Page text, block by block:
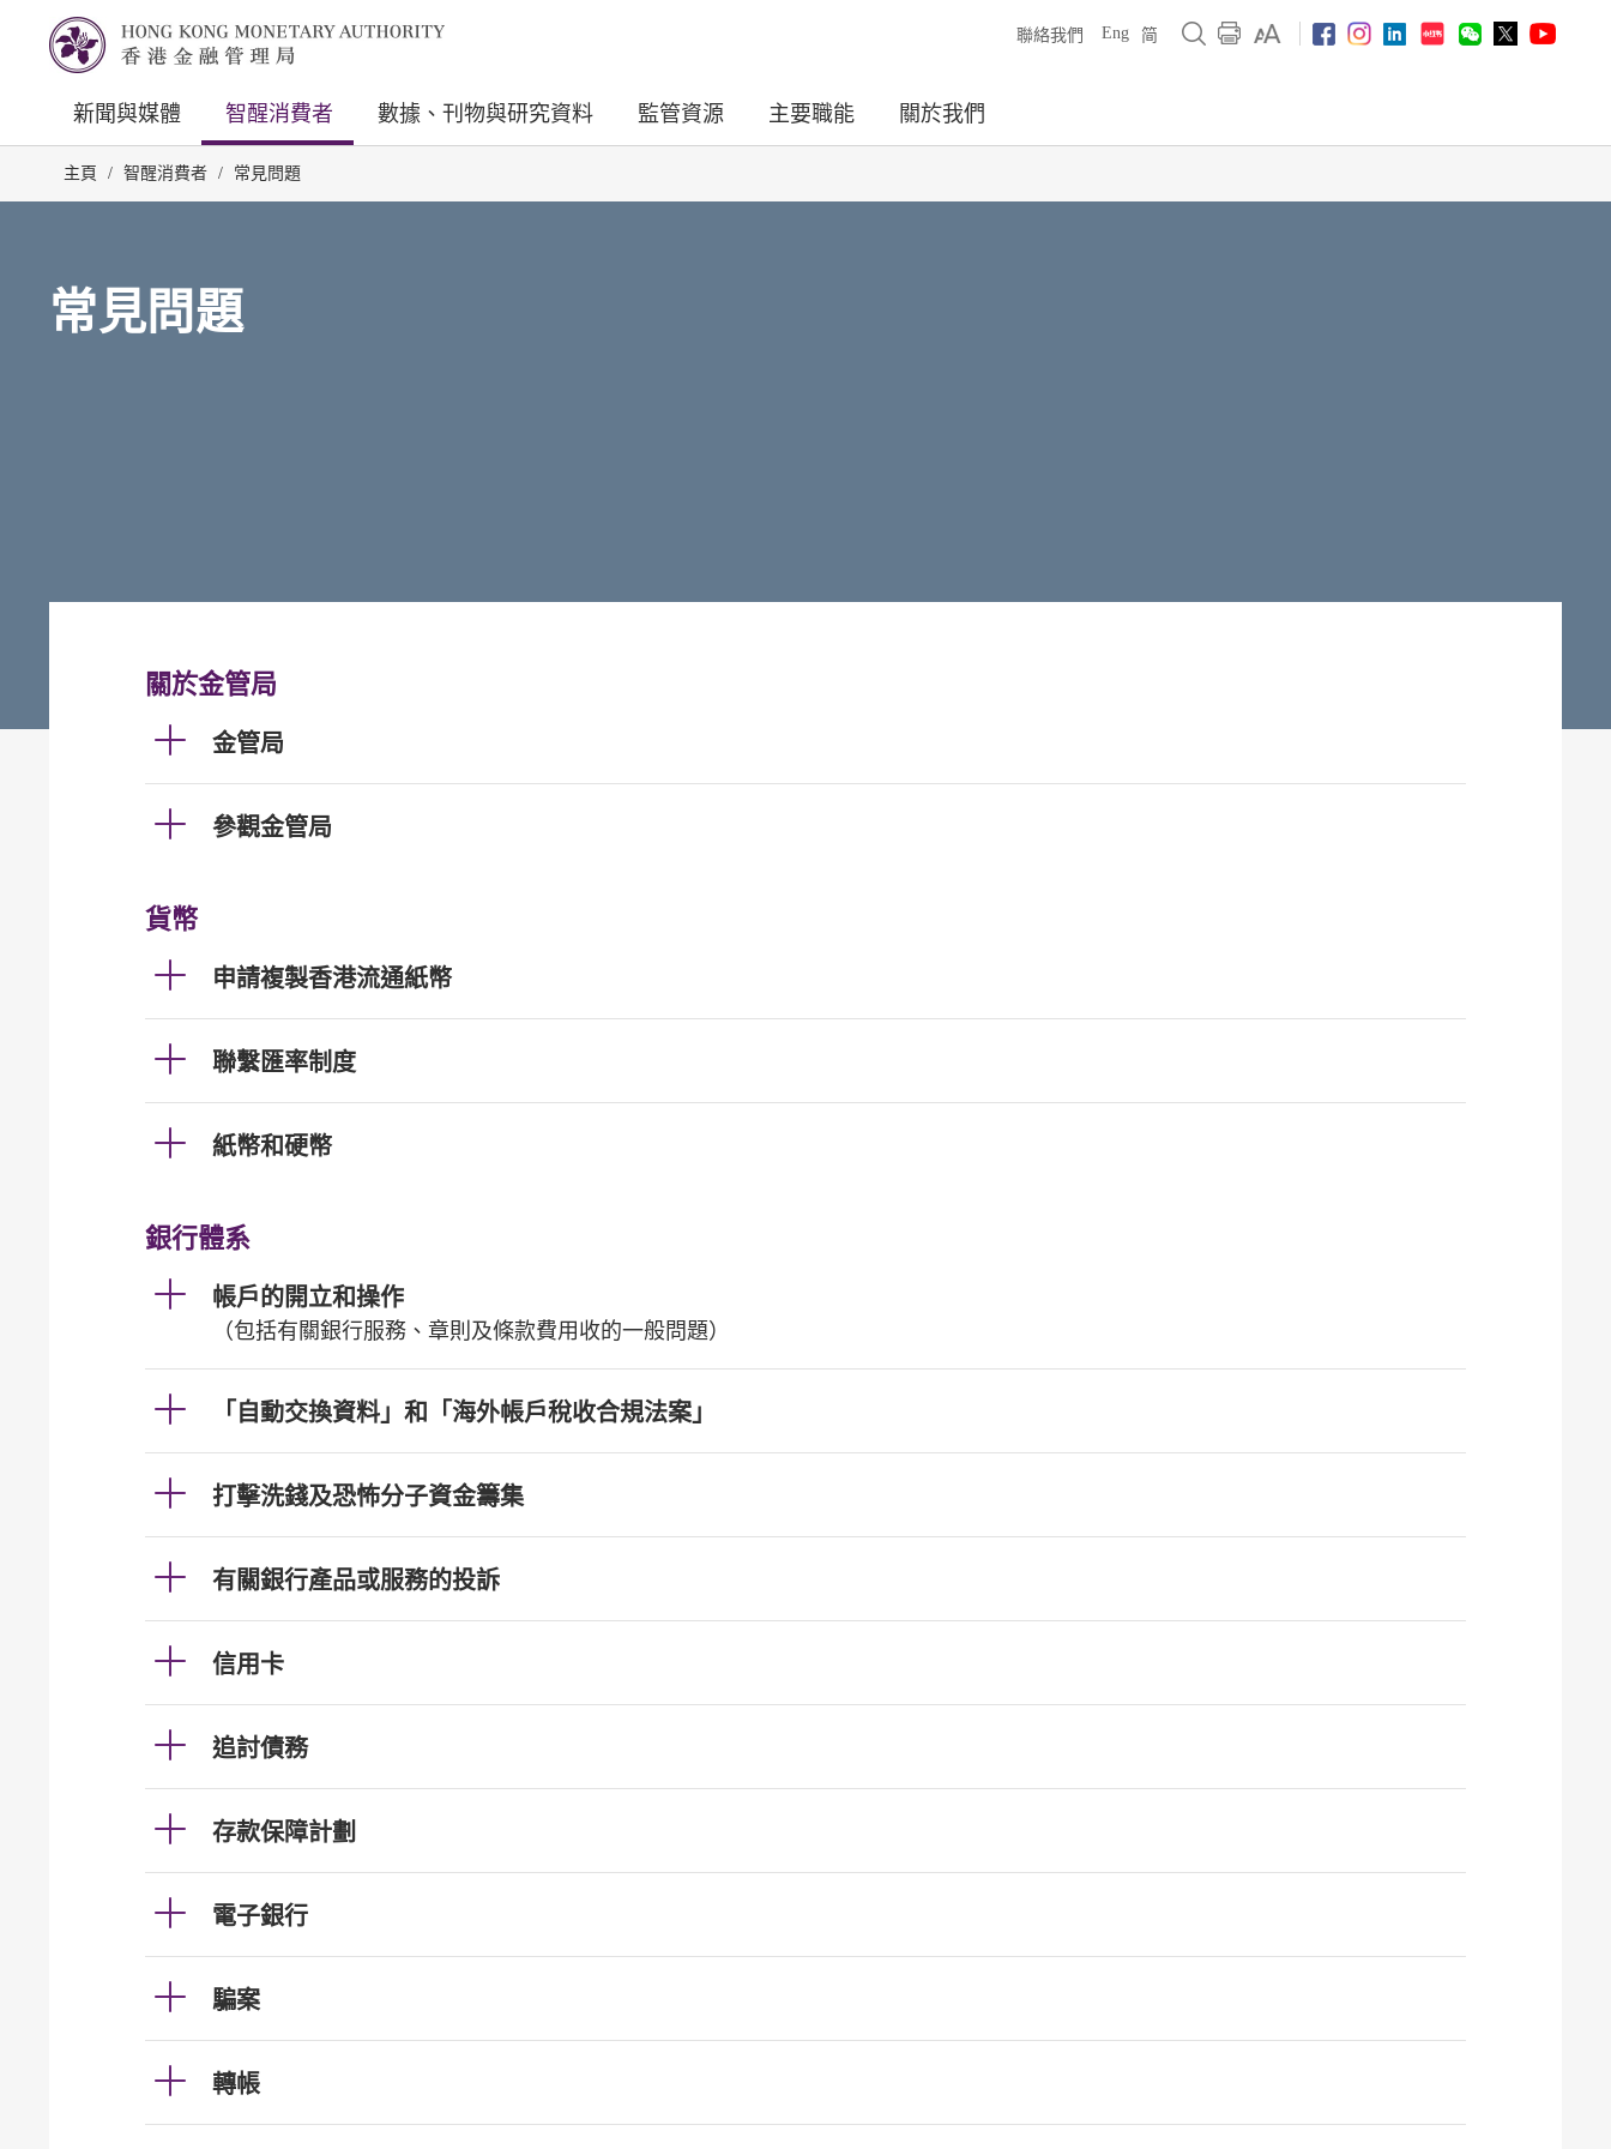
聯絡我們 Eng 简
新聞與媒體 智醒消費者 數據、刊物與研究資料 監管資源 主要職能 關於我們
主頁 / 智醒消費者 / 常見問題
常見問題
關於金管局
金管局
參觀金管局
貨幣
申請複製香港流通紙幣
聯繫匯率制度
紙幣和硬幣
銀行體系
帳戶的開立和操作
（包括有關銀行服務、章則及條款費用收的一般問題）
「自動交換資料」和「海外帳戶稅收合規法案」
打擊洗錢及恐怖分子資金籌集
有關銀行產品或服務的投訴
信用卡
追討債務
存款保障計劃
電子銀行
騙案
轉帳